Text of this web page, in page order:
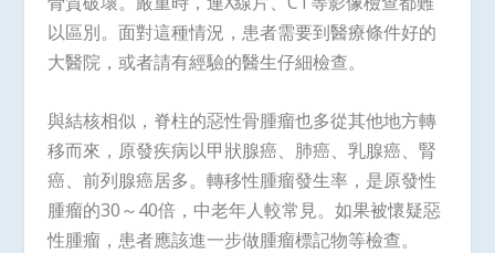
以區別。面對這種情況，患者需要到醫療條件好的
大醫院，或者請有經驗的醫生仔細檢查。
與結核相似，脊柱的惡性骨腫瘤也多從其他地方轉
移而來，原發疾病以甲狀腺癌、肺癌、乳腺癌、腎
癌、前列腺癌居多。轉移性腫瘤發生率，是原發性
腫瘤的30～40倍，中老年人較常見。如果被懷疑惡
性腫瘤，患者應該進一步做腫瘤標記物等檢查。